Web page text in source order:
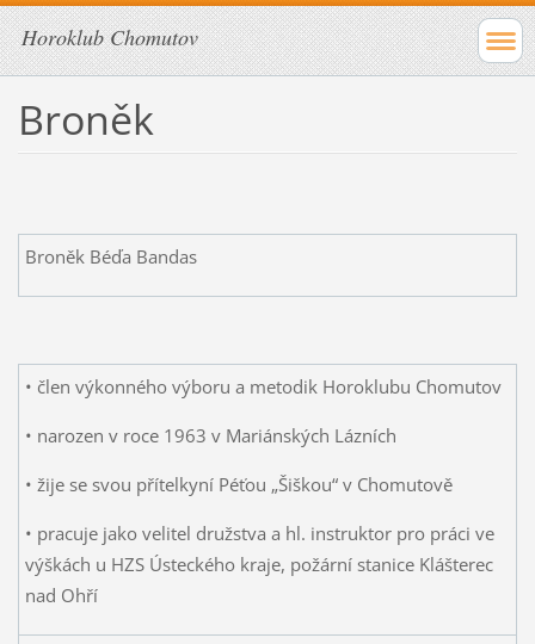
Horoklub Chomutov
Broněk
Broněk Béďa Bandas
• člen výkonného výboru a metodik Horoklubu Chomutov
• narozen v roce 1963 v Mariánských Lázních
• žije se svou přítelkyní Péťou „Šiškou“ v Chomutově
• pracuje jako velitel družstva a hl. instruktor pro práci ve
výškách u HZS Ústeckého kraje, požární stanice Klášterec
nad Ohří